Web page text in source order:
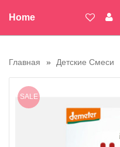
Home
Главная Детские Смеси
SALE